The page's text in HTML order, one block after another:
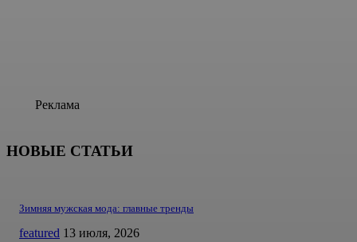
Реклама
НОВЫЕ СТАТЬИ
Зимняя мужская мода: главные тренды
featured 13 июля, 2026